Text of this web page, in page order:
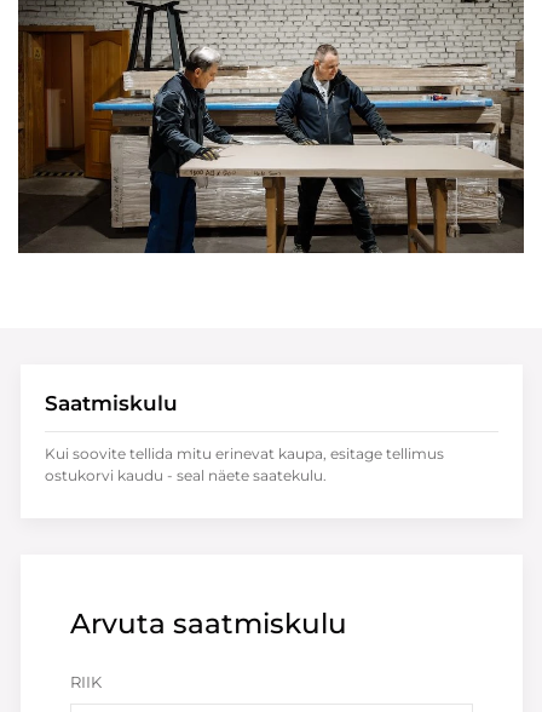
Arvuta saatmiskulu
RIIK
Saatmiskulu
Kui soovite tellida mitu erinevat kaupa, esitage tellimus
ostukorvi kaudu - seal näete saatekulu.